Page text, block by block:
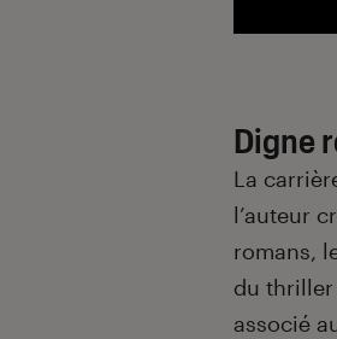
Digne
La
l’auteur
romans,
du thriller
associé